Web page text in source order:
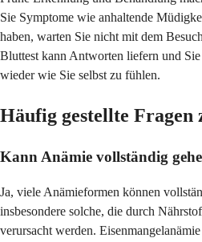
Sie Symptome wie anhaltende
haben, warten Sie nicht mit dem
Bluttest kann Antworten liefern und
wieder wie Sie selbst zu fühlen.
Häufig gestellte Fragen
Kann Anämie vollständig
Ja, viele Anämieformen können
insbesondere solche, die durch
verursacht werden.